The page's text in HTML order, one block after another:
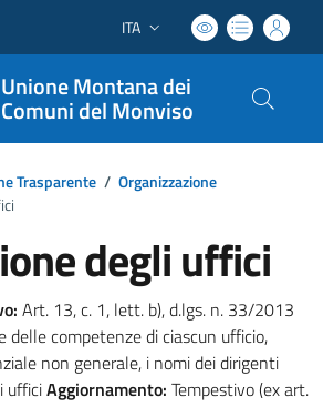
Lingua attiva:
ITA
Unione Montana dei
Comuni del Monviso
Trasparente / Organizzazione
degli uffici
Art. 13, c. 1, lett. b), d.lgs. n. 33/2013
delle competenze di ciascun ufficio,
non generale, i nomi dei dirigenti
ufficiAggiornamento: Tempestivo (ex art.